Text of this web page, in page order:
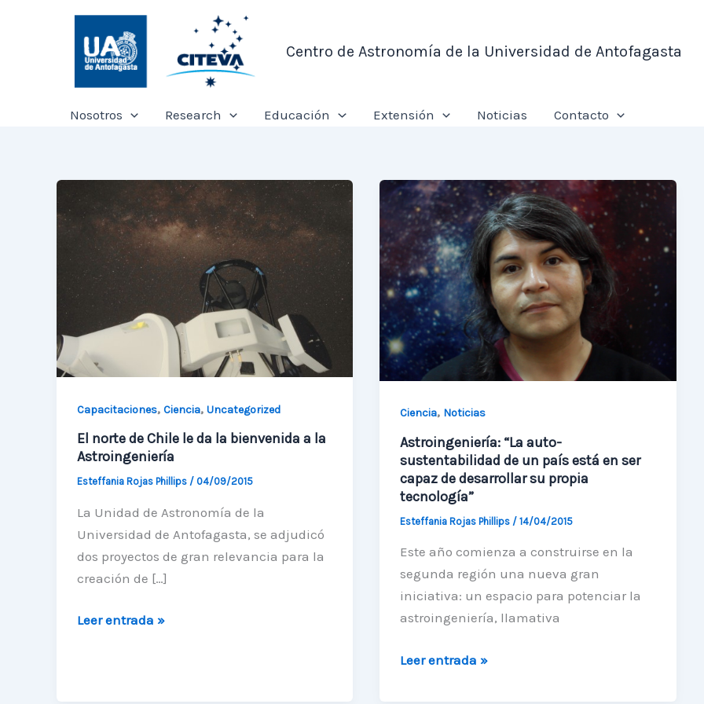
Centro de Astronomía de la Universidad de Antofagasta
Nosotros Research Educación Extensión Noticias Contacto
Capacitaciones, Ciencia, Uncategorized
El norte de Chile le da la bienvenida a la
Astroingeniería
Esteffania Rojas Phillips / 04/09/2015
La Unidad de Astronomía de la
Universidad de Antofagasta, se adjudicó
dos proyectos de gran relevancia para la
creación de […]
El
Leer entrada »
Ciencia, Noticias
Astroingeniería: “La auto-
sustentabilidad de un país está en ser
capaz de desarrollar su propia
tecnología”
Esteffania Rojas Phillips / 14/04/2015
Este año comienza a construirse en la
segunda región una nueva gran
iniciativa: un espacio para potenciar la
astroingeniería, llamativa
Astroingeniería:
Leer entrada »